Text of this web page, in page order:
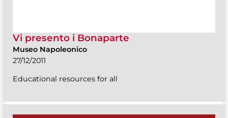
Vi presento i Bonaparte
Museo Napoleonico
27/12/2011
Educational resources for all